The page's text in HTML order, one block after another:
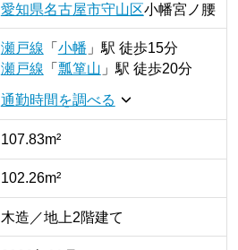
愛知県名古屋市守山区小幡宮ノ腰
瀬戸線 「 小幡 」 駅 徒歩15分
瀬戸線 「 瓢箪山 」 駅 徒歩20分
通勤時間を調べる
107.83m²
102.26m²
木造／地上2階建て